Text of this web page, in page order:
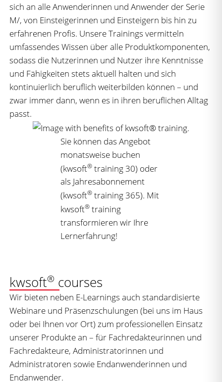
sich an alle Anwenderinnen und Anwender der Serie
M/, von Einsteigerinnen und Einsteigern bis hin zu
erfahrenen Profis. Unsere Trainings vermitteln
umfassendes Wissen über alle Produktkomponenten,
sodass die Nutzerinnen und Nutzer ihre Kenntnisse
und Fähigkeiten stets aktuell halten und sich
kontinuierlich beruflich weiterbilden können – und
zwar immer dann, wenn es in ihren beruflichen Alltag
passt.
Sie können das Angebot
monatsweise buchen
(kwsoft®training 30) oder
als Jahresabonnement
(kwsoft®training 365). Mit
kwsoft®training
transformieren wir Ihre
Lernerfahrung!
kwsoft® courses
Wir bieten neben E-Learnings auch standardisierte
Webinare und Präsenzschulungen (bei uns im Haus
oder bei Ihnen vor Ort) zum professionellen Einsatz
unserer Produkte an – für Fachredakteurinnen und
Fachredakteure, Administratorinnen und
Administratoren sowie Endanwenderinnen und
Endanwender.